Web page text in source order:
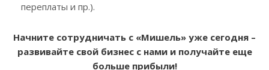
переплаты и пр.).
Начните сотрудничать с «Мишель» уже сегодня –
развивайте свой бизнес с нами и получайте еще
больше прибыли!